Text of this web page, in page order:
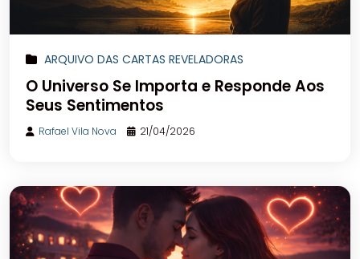
ARQUIVO DAS CARTAS REVELADORAS
O Universo Se Importa e Responde Aos
Seus Sentimentos
Rafael Vila Nova 21/04/2026